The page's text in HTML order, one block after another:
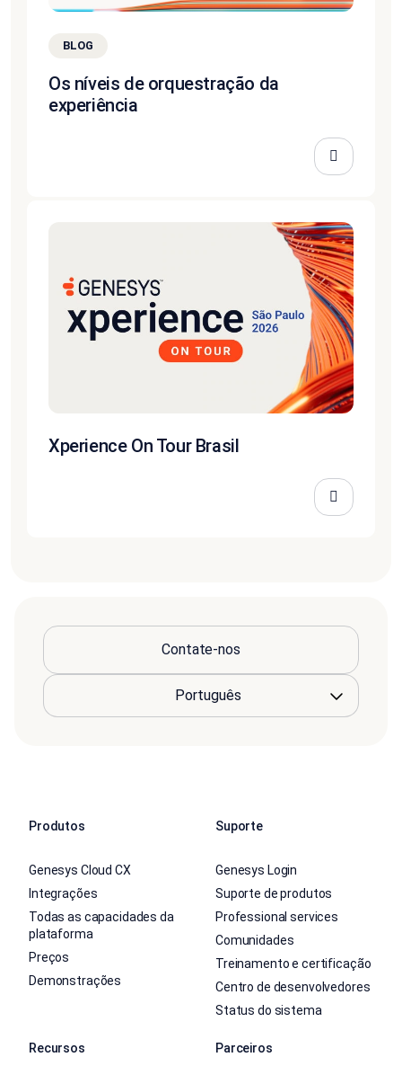
BLOG
Os níveis de orquestração da
experiência
Xperience On Tour Brasil
Contate-nos
Produtos
Genesys Cloud CX
Integrações
Todas as capacidades da
plataforma
Preços
Demonstrações
Suporte
Genesys Login
Suporte de produtos
Professional services
Comunidades
Treinamento e certificação
Centro de desenvolvedores
Status do sistema
Recursos Parceiros